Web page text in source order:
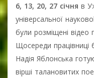
6, 13, 20, 27 січня в
універсальної
були розміщені відео
Щосереди працівниці
Надія Яблонська
вірші талановитих